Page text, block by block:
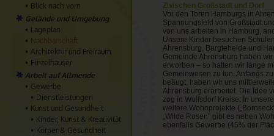
Blick nach vorn
Gelände und Umgebung
Lageplan
Nachbarschaft
Architektur und Freiraum
Einzelhäuser
Arbeit auf Allmende
Gewerbe
Dienstleistungen
Kunst und Gesundheit
Kinder, Kunst & Kreativität
Körper & Gesundheit
Zwischen Großstadt und Dorf
Vor den Toren Hamburgs in
Spannungsfeld von Großstadt
von uns arbeiten in Hamburg,
Unsere Kinder besuchen
Ahrensburg, Bargteheide und
Gemeinde Ahrensburg haben
erworben – so hatten wir lange
Gemeinwesen zu tun. Anfangs
beäugt, haben wir uns
Ahrensburg erarbeitet. Die Idee
zog in Wulfsdorf Kreise: In
weitere Wohnprojekte
„Wilde Rosen“ gibt es neben
ebenfalls Gewerbe (45% der